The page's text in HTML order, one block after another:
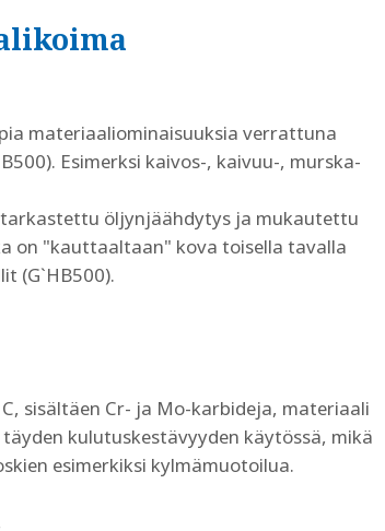
materiaaliominaisuuksia verrattuna
Esimerksi kaivos-, kaivuu-, murska-
öljynjäähdytys ja mukautettu
on "kauttaaltaan" kova toisella tavalla
(G`HB500).
sisältäen Cr- ja Mo-karbideja, materiaali
kulutuskestävyyden käytössä, mikä
esimerkiksi kylmämuotoilua.